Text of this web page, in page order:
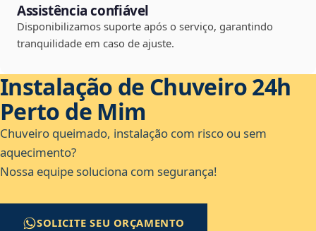
Assistência confiável
Disponibilizamos suporte após o serviço, garantindo
tranquilidade em caso de ajuste.
Instalação de Chuveiro 24h
Perto de Mim
Chuveiro queimado, instalação com risco ou sem
aquecimento?
Nossa equipe soluciona com segurança!
SOLICITE SEU ORÇAMENTO